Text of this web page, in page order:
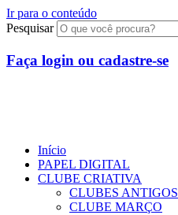
Ir para o conteúdo
Pesquisar
Faça login ou cadastre-se
Início
PAPEL DIGITAL
CLUBE CRIATIVA
CLUBES ANTIGOS
CLUBE MARÇO